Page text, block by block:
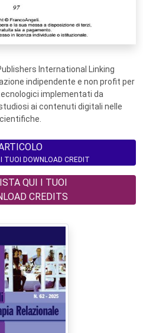
International Linking
indipendente e non profit per
implementati da
ai contenuti digitali nelle
TUOI DOWNLOAD CREDIT
QUI I TUOI
CREDITS